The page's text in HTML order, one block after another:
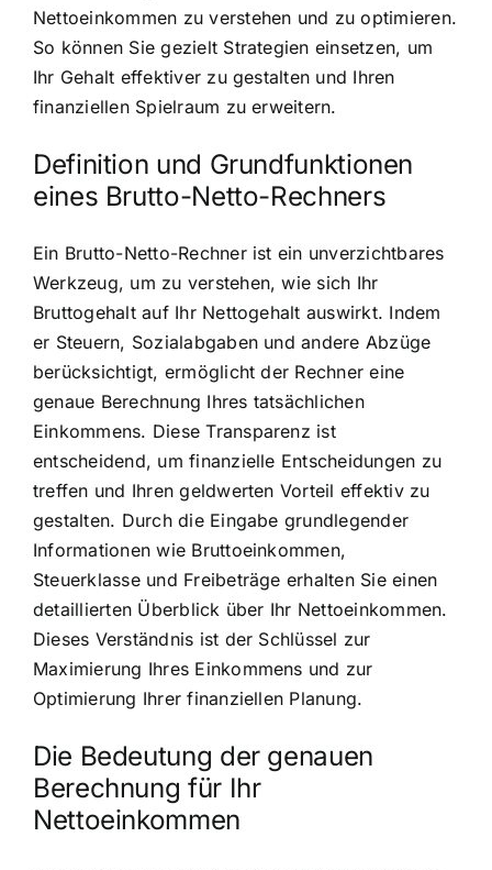
Nettoeinkommen zu verstehen und zu optimieren.
So können Sie gezielt Strategien einsetzen, um
Ihr Gehalt effektiver zu gestalten und Ihren
finanziellen Spielraum zu erweitern.
Definition und Grundfunktionen
eines Brutto-Netto-Rechners
Ein Brutto-Netto-Rechner ist ein unverzichtbares
Werkzeug, um zu verstehen, wie sich Ihr
Bruttogehalt auf Ihr Nettogehalt auswirkt. Indem
er Steuern, Sozialabgaben und andere Abzüge
berücksichtigt, ermöglicht der Rechner eine
genaue Berechnung Ihres tatsächlichen
Einkommens. Diese Transparenz ist
entscheidend, um finanzielle Entscheidungen zu
treffen und Ihren geldwerten Vorteil effektiv zu
gestalten. Durch die Eingabe grundlegender
Informationen wie Bruttoeinkommen,
Steuerklasse und Freibeträge erhalten Sie einen
detaillierten Überblick über Ihr Nettoeinkommen.
Dieses Verständnis ist der Schlüssel zur
Maximierung Ihres Einkommens und zur
Optimierung Ihrer finanziellen Planung.
Die Bedeutung der genauen
Berechnung für Ihr
Nettoeinkommen